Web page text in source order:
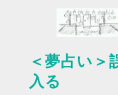
＜夢占い＞
入る